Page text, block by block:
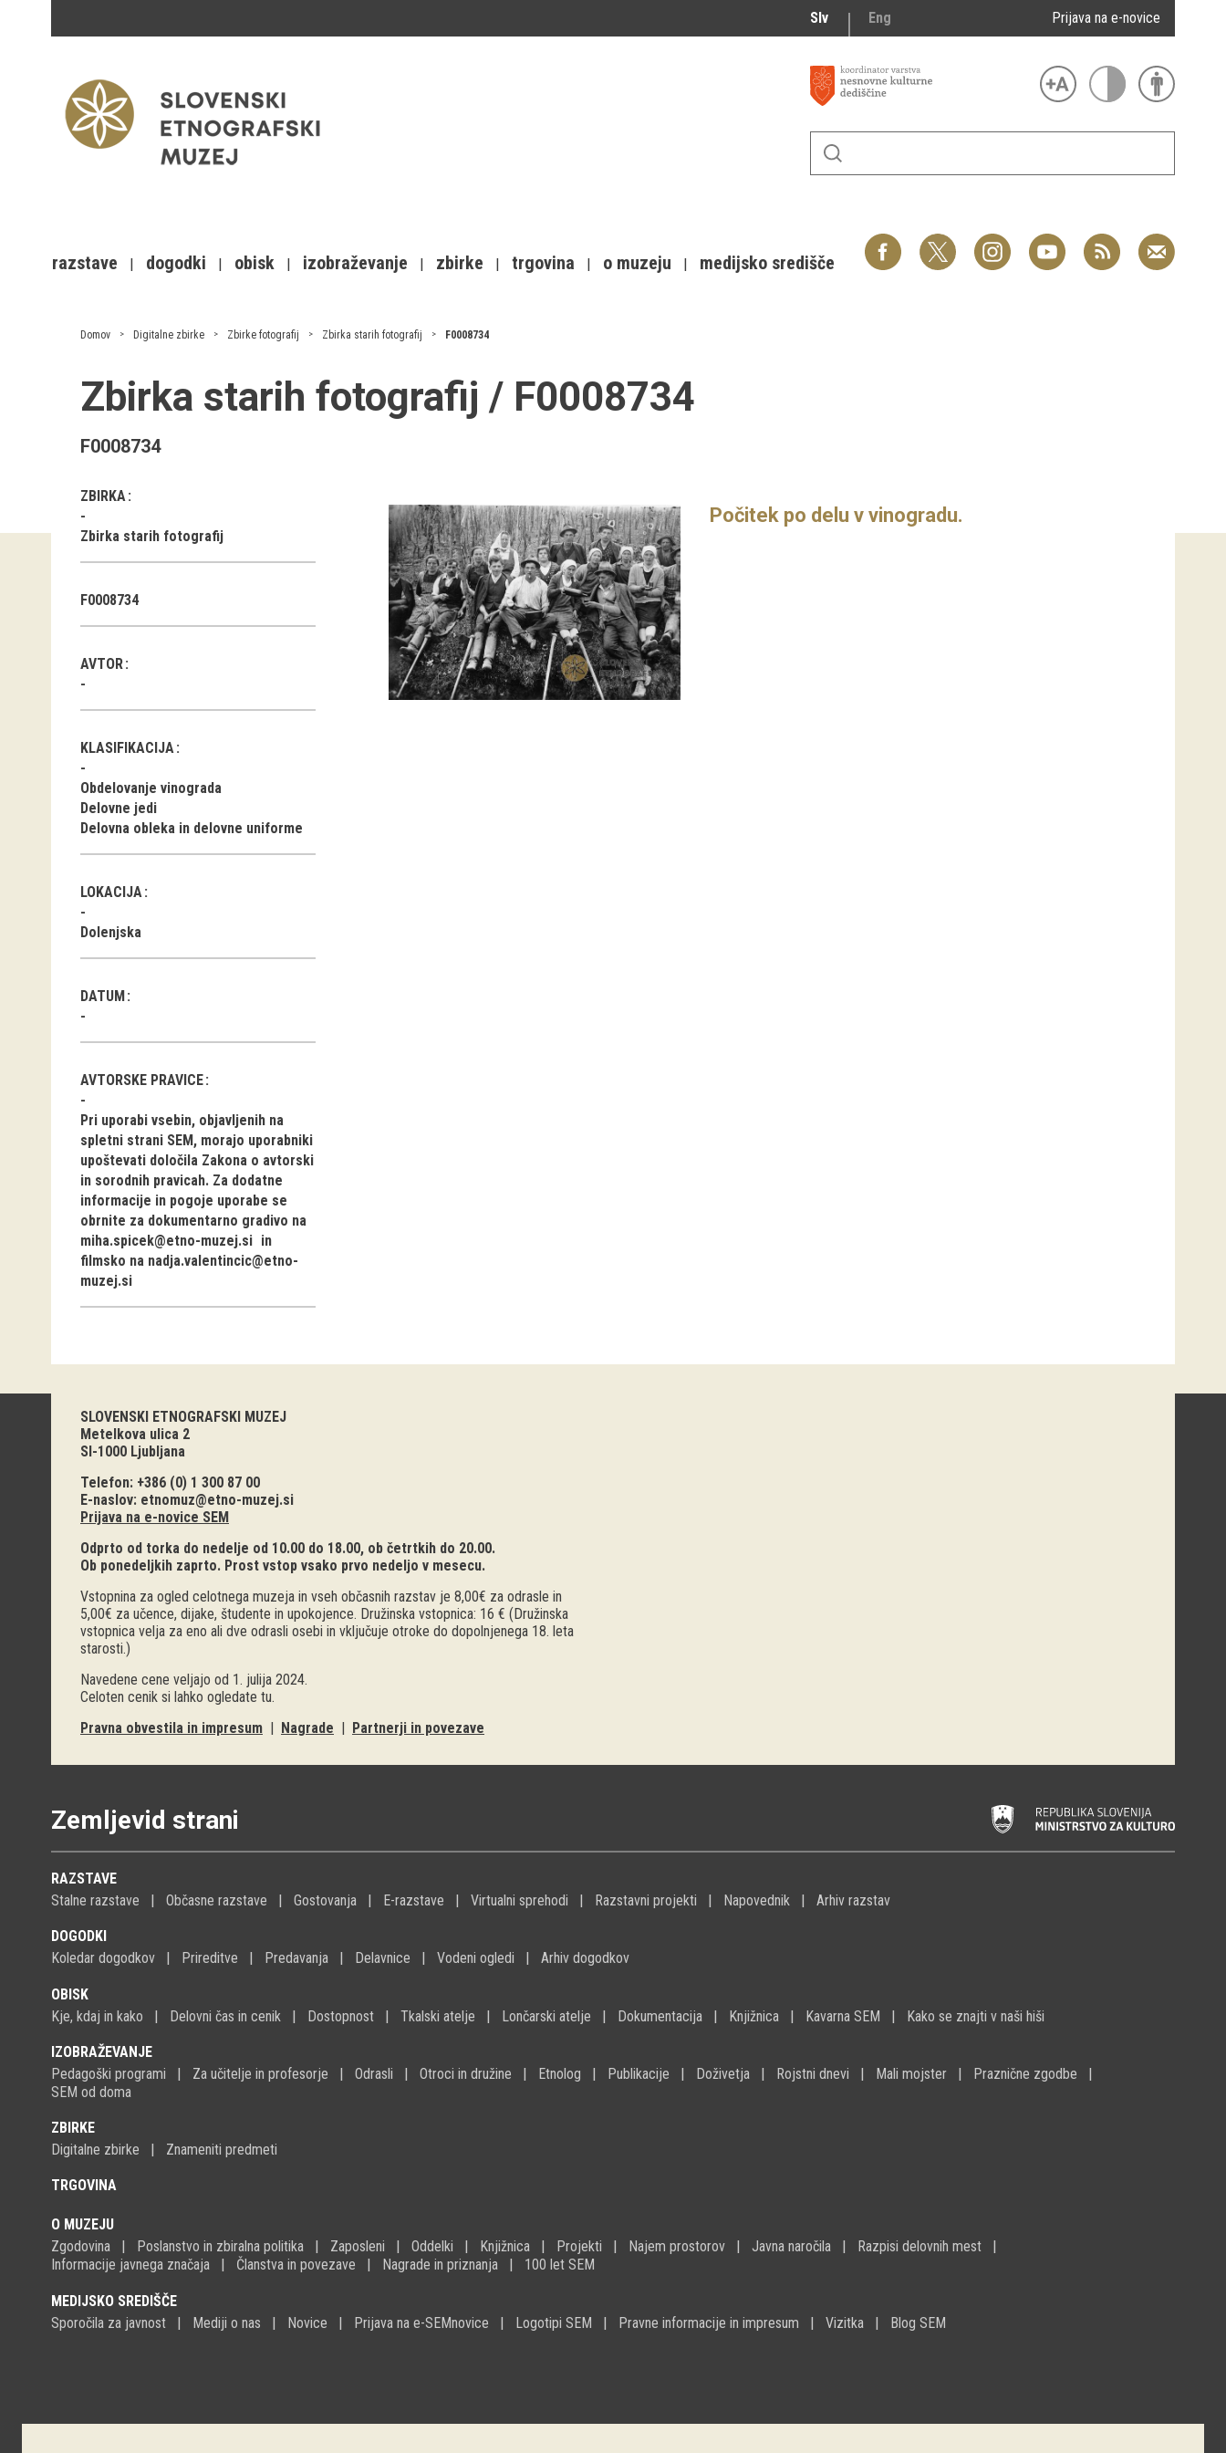
Slv Eng Prijava na e-novice
razstave dogodki obisk izobraževanje zbirke trgovina o muzeju medijsko središče
Domov Digitalne zbirke Zbirke fotografij Zbirka starih fotografij F0008734
Zbirka starih fotografij / F0008734
F0008734
ZBIRKA
Zbirka starih fotografij
F0008734
AVTOR
KLASIFIKACIJA
Obdelovanje vinograda
Delovne jedi
Delovna obleka in delovne uniforme
LOKACIJA
Dolenjska
DATUM
AVTORSKE PRAVICE
Pri uporabi vsebin, objavljenih na
spletni strani SEM, morajo uporabniki
upoštevati določila Zakona o avtorski
in sorodnih pravicah. Za dodatne
informacije in pogoje uporabe se
obrnite za dokumentarno gradivo na
miha.spicek@etno-muzej.si in
filmsko na nadja.valentincic@etno-
muzej.si
Počitek po delu v vinogradu.
SLOVENSKI ETNOGRAFSKI MUZEJ
Metelkova ulica 2
SI-1000 Ljubljana
Telefon: +386 (0) 1 300 87 00
E-naslov: etnomuz@etno-muzej.si
Prijava na e-novice SEM
Odprto od torka do nedelje od 10.00 do 18.00, ob četrtkih do 20.00.
Ob ponedeljkih zaprto. Prost vstop vsako prvo nedeljo v mesecu.
Vstopnina za ogled celotnega muzeja in vseh občasnih razstav je 8,00€ za odrasle in
5,00€ za učence, dijake, študente in upokojence. Družinska vstopnica: 16 € (Družinska
vstopnica velja za eno ali dve odrasli osebi in vključuje otroke do dopolnjenega 18. leta
starosti.)
Navedene cene veljajo od 1. julija 2024.
Celoten cenik si lahko ogledate tu.
Pravna obvestila in impresum | Nagrade | Partnerji in povezave
Zemljevid strani
RAZSTAVE
Stalne razstave
Občasne razstave Gostovanja E-razstave Virtualni sprehodi Razstavni projekti Napovednik Arhiv razstav
DOGODKI
Koledar dogodkov
Prireditve Predavanja Delavnice Vodeni ogledi Arhiv dogodkov
OBISK
Kje, kdaj in kako
Delovni čas in cenik Dostopnost Tkalski atelje Lončarski atelje Dokumentacija Knjižnica Kavarna SEM Kako se znajti v naši hiši
IZOBRAŽEVANJE
Pedagoški programi
Za učitelje in profesorje Odrasli Otroci in družine Etnolog Publikacije Doživetja Rojstni dnevi Mali mojster
Praznične zgodbe
SEM od doma
ZBIRKE
Digitalne zbirke
Znameniti predmeti
TRGOVINA
O MUZEJU
Zgodovina
Poslanstvo in zbiralna politika Zaposleni Oddelki Knjižnica Projekti Najem prostorov Javna naročila
Razpisi delovnih mest
Informacije javnega značaja
Članstva in povezave Nagrade in priznanja 100 let SEM
MEDIJSKO SREDIŠČE
Sporočila za javnost
Mediji o nas Novice Prijava na e-SEMnovice Logotipi SEM Pravne informacije in impresum Vizitka Blog SEM